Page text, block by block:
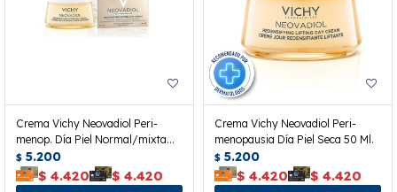
Crema Vichy Neovadiol Peri-
menop. Día Piel Normal/mixta
50ml
$ 5.200
$ 4.420 $ 4.420
Crema Vichy Neovadiol Peri-
menopausia Día Piel Seca 50 Ml.
$ 5.200
$ 4.420 $ 4.420